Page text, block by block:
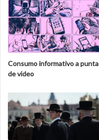
Consumo informativo a punta
de video